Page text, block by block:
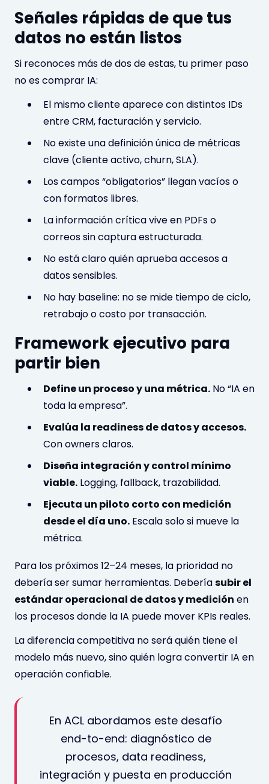
Señales rápidas de que tus
datos no están listos
Si reconoces más de dos de estas, tu primer paso
no es comprar IA:
El mismo cliente aparece con distintos IDs
entre CRM, facturación y servicio.
No existe una definición única de métricas
clave (cliente activo, churn, SLA).
Los campos “obligatorios” llegan vacíos o
con formatos libres.
La información crítica vive en PDFs o
correos sin captura estructurada.
No está claro quién aprueba accesos a
datos sensibles.
No hay baseline: no se mide tiempo de ciclo,
retrabajo o costo por transacción.
Framework ejecutivo para
partir bien
Define un proceso y una métrica. No “IA en
toda la empresa”.
Evalúa la readiness de datos y accesos.
Con owners claros.
Diseña integración y control mínimo
viable. Logging, fallback, trazabilidad.
Ejecuta un piloto corto con medición
desde el día uno. Escala solo si mueve la
métrica.
Para los próximos 12–24 meses, la prioridad no
debería ser sumar herramientas. Deberíasubir el
estándar operacional de datos y medición en
los procesos donde la IA puede mover KPIs reales.
La diferencia competitiva no será quién tiene el
modelo más nuevo, sino quién logra convertir IA en
operación confiable.
En ACL abordamos este desafío
end-to-end: diagnóstico de
procesos, data readiness,
integración y puesta en producción